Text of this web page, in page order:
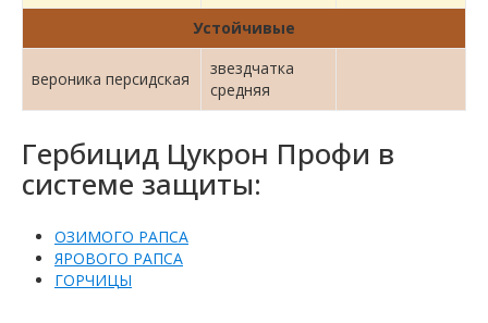
Устойчивые
вероника персидская
звездчатка
средняя
Гербицид Цукрон Профи в
системе защиты:
ОЗИМОГО РАПСА
ЯРОВОГО РАПСА
ГОРЧИЦЫ